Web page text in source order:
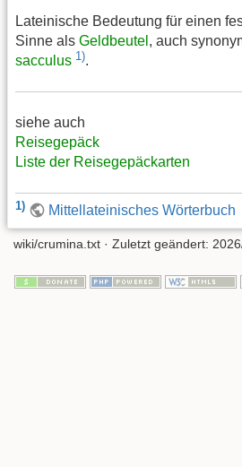
Lateinische Bedeutung für einen
Sinne als Geldbeutel , auch
sacculus 1).
siehe auch
Reisegepäck
Liste der Reisegepäckarten
1) Mittellateinisches Wörterbuch
wiki/crumina.txt · Zuletzt geändert: